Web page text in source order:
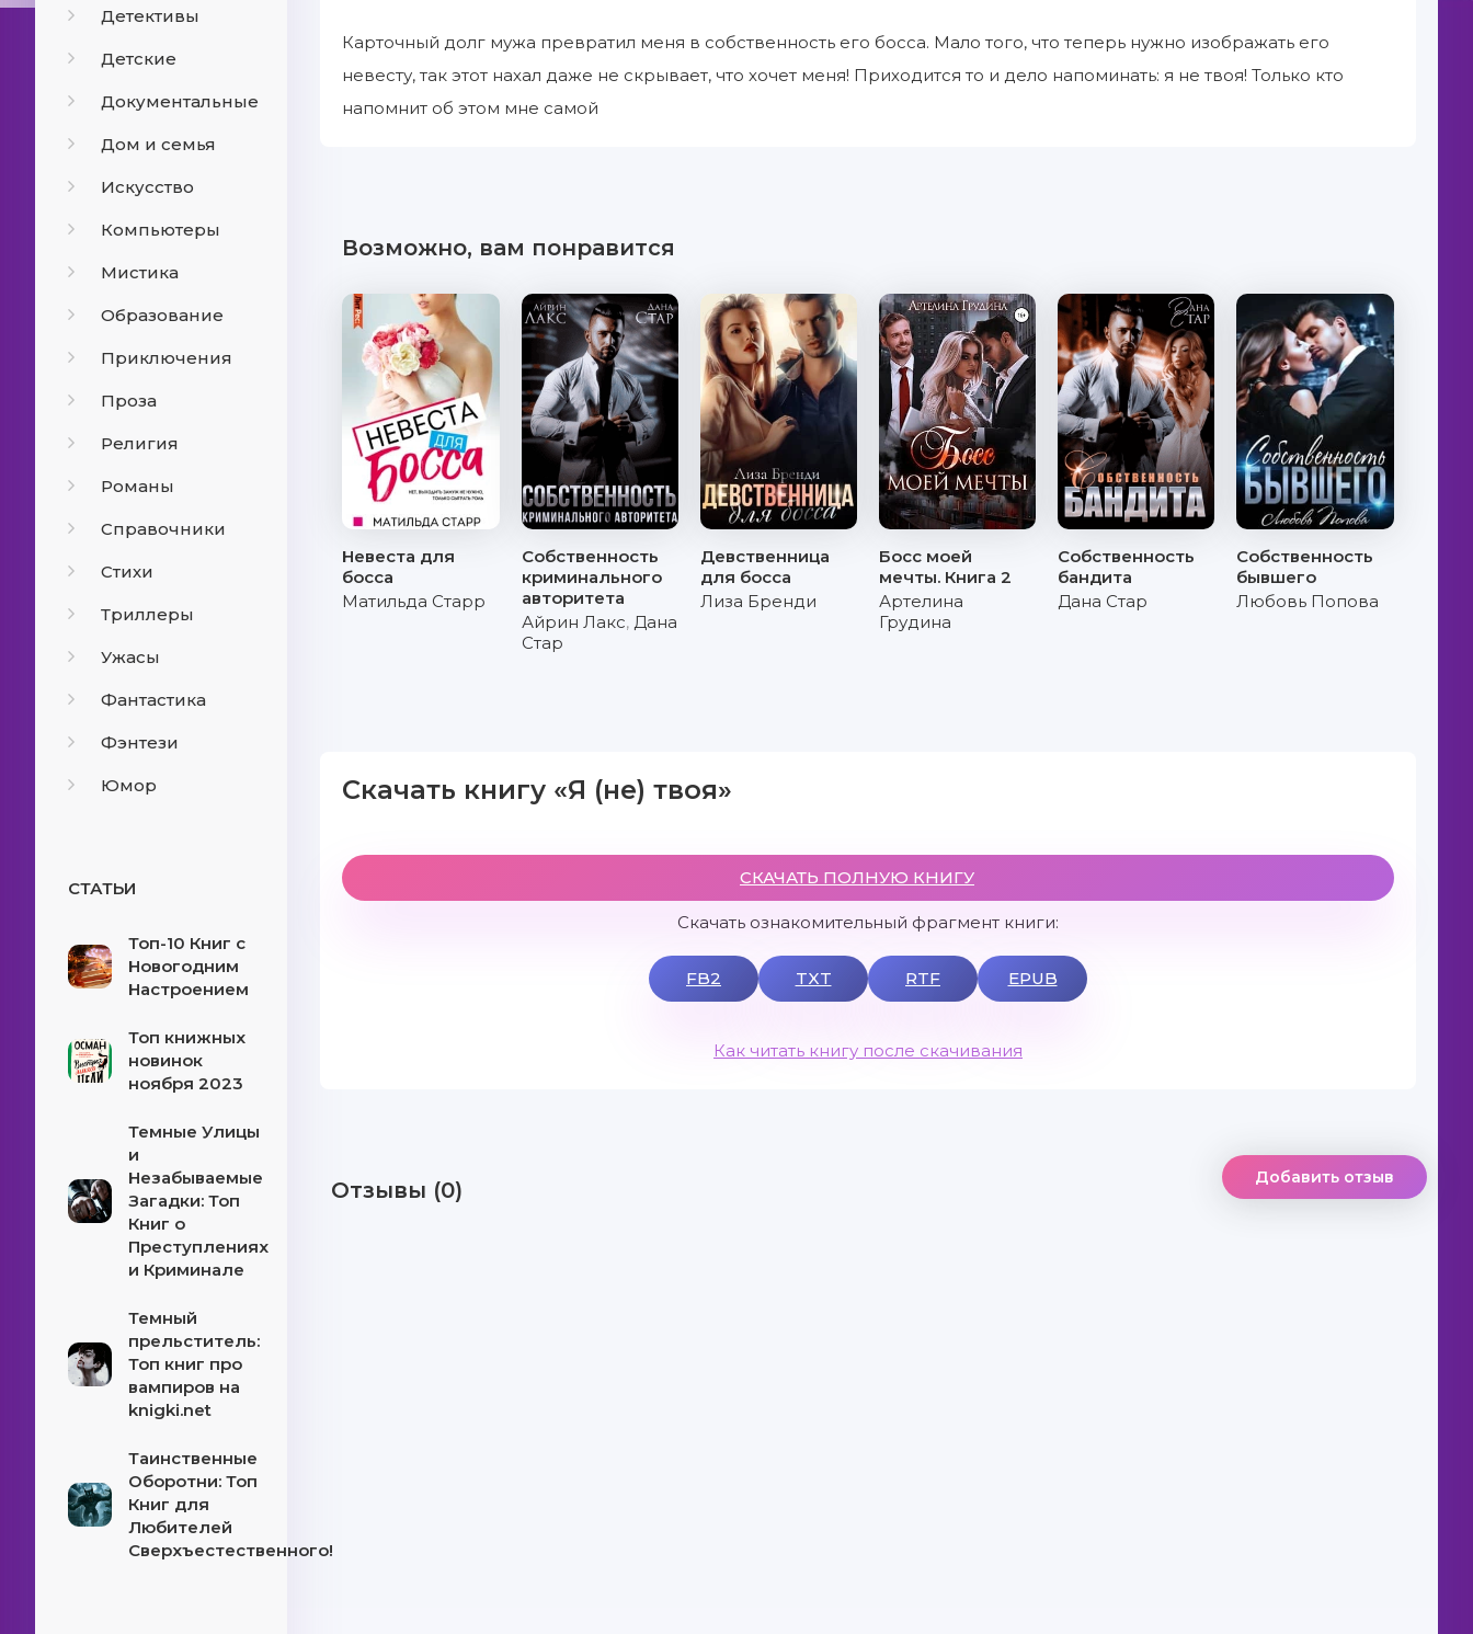
Детективы
Детские
Документальные
Дом и семья
Искусство
Компьютеры
Мистика
Образование
Приключения
Проза
Религия
Романы
Справочники
Стихи
Триллеры
Ужасы
Фантастика
Фэнтези
Юмор
СТАТЬИ
Топ-10 Книг с
Новогодним
Настроением
Топ книжных
новинок
ноября 2023
Темные Улицы
и
Незабываемые
Загадки: Топ
Книг о
Преступлениях
и Криминале
Темный
прельститель:
Топ книг про
вампиров на
knigki.net
Таинственные
Оборотни: Топ
Книг для
Любителей
Сверхъестественного!
Карточный долг мужа превратил меня в собственность его босса. Мало того, что теперь нужно изображать его
невесту, так этот нахал даже не скрывает, что хочет меня! Приходится то и дело напоминать: я не твоя! Только кто
напомнит об этом мне самой
Возможно, вам понравится
Невеста для
босса
Матильда Старр
Собственность
криминального
авторитета
Айрин Лакс, Дана
Стар
Девственница
для босса
Лиза Бренди
Босс моей
мечты. Книга 2
Артелина
Грудина
Собственность
бандита
Дана Стар
Собственность
бывшего
Любовь Попова
Скачать книгу «Я (не) твоя»
СКАЧАТЬ ПОЛНУЮ КНИГУ
Скачать ознакомительный фрагмент книги:
FB2 TXT RTF EPUB
Как читать книгу после скачивания
Отзывы (0) Добавить отзыв